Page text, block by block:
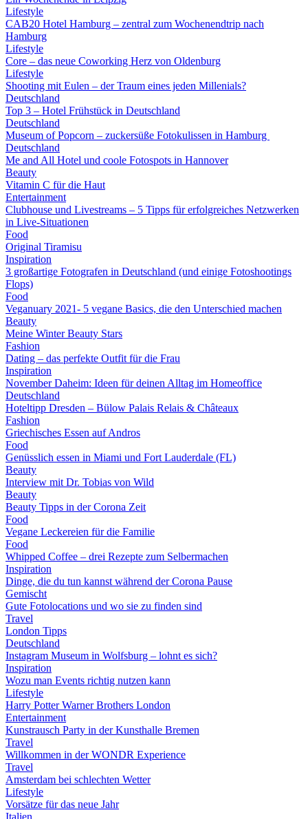
Lifestyle
CAB20 Hotel Hamburg – zentral zum Wochenendtrip nach
Hamburg
Lifestyle
Core – das neue Coworking Herz von Oldenburg
Lifestyle
Shooting mit Eulen – der Traum eines jeden Millenials?
Deutschland
Top 3 – Hotel Frühstück in Deutschland
Deutschland
Museum of Popcorn – zuckersüße Fotokulissen in Hamburg
Deutschland
Me and All Hotel und coole Fotospots in Hannover
Beauty
Vitamin C für die Haut
Entertainment
Clubhouse und Livestreams – 5 Tipps für erfolgreiches Netzwerken
in Live-Situationen
Food
Original Tiramisu
Inspiration
3 großartige Fotografen in Deutschland (und einige Fotoshootings
Flops)
Food
Veganuary 2021- 5 vegane Basics, die den Unterschied machen
Beauty
Meine Winter Beauty Stars
Fashion
Dating – das perfekte Outfit für die Frau
Inspiration
November Daheim: Ideen für deinen Alltag im Homeoffice
Deutschland
Hoteltipp Dresden – Bülow Palais Relais & Châteaux
Fashion
Griechisches Essen auf Andros
Food
Genüsslich essen in Miami und Fort Lauderdale (FL)
Beauty
Interview mit Dr. Tobias von Wild
Beauty
Beauty Tipps in der Corona Zeit
Food
Vegane Leckereien für die Familie
Food
Whipped Coffee – drei Rezepte zum Selbermachen
Inspiration
Dinge, die du tun kannst während der Corona Pause
Gemischt
Gute Fotolocations und wo sie zu finden sind
Travel
London Tipps
Deutschland
Instagram Museum in Wolfsburg – lohnt es sich?
Inspiration
Wozu man Events richtig nutzen kann
Lifestyle
Harry Potter Warner Brothers London
Entertainment
Kunstrausch Party in der Kunsthalle Bremen
Travel
Willkommen in der WONDR Experience
Travel
Amsterdam bei schlechten Wetter
Lifestyle
Vorsätze für das neue Jahr
Italien